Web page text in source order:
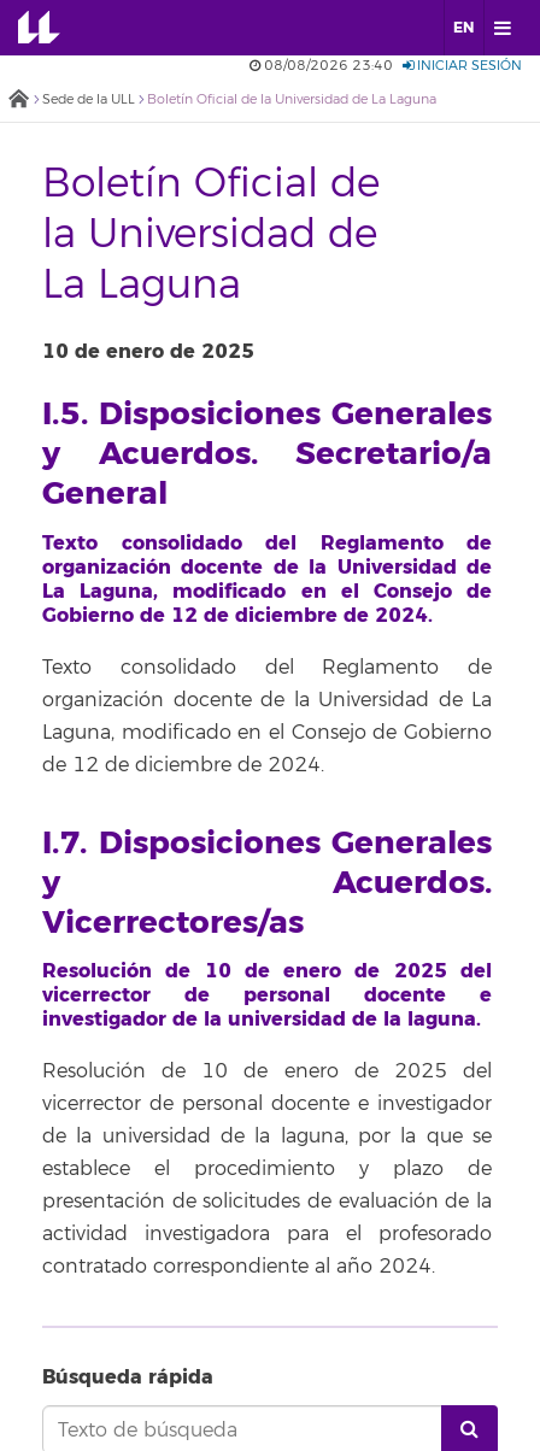
EN
08/08/2026 23:40 INICIAR SESIÓN
Sede de la ULL Boletín Oficial de la Universidad de La Laguna
Boletín Oficial de
la Universidad de
La Laguna
10 de enero de 2025
I.5. Disposiciones Generales
y Acuerdos. Secretario/a
General
Texto consolidado del Reglamento de
organización docente de la Universidad de
La Laguna, modificado en el Consejo de
Gobierno de 12 de diciembre de 2024.
Texto consolidado del Reglamento de
organización docente de la Universidad de La
Laguna, modificado en el Consejo de Gobierno
de 12 de diciembre de 2024.
I.7. Disposiciones Generales
y Acuerdos.
Vicerrectores/as
Resolución de 10 de enero de 2025 del
vicerrector de personal docente e
investigador de la universidad de la laguna.
Resolución de 10 de enero de 2025 del
vicerrector de personal docente e investigador
de la universidad de la laguna, por la que se
establece el procedimiento y plazo de
presentación de solicitudes de evaluación de la
actividad investigadora para el profesorado
contratado correspondiente al año 2024.
Búsqueda rápida